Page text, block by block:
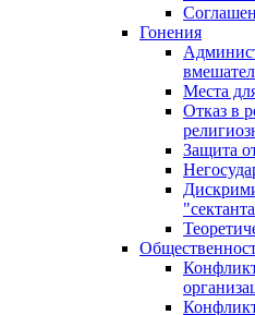
Гонения
Места
Отказ в
Защита